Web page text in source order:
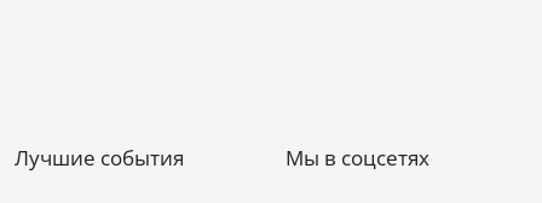
Лучшие события Мы в соцсетях